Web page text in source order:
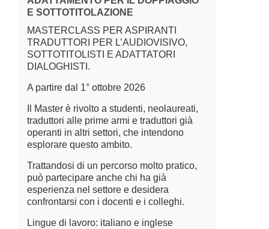
E SOTTOTITOLAZIONE
MASTERCLASS PER ASPIRANTI
TRADUTTORI PER L’AUDIOVISIVO,
SOTTOTITOLISTI E ADATTATORI
DIALOGHISTI.
A partire dal 1° ottobre 2026
Il Master è rivolto a studenti, neolaureati,
traduttori alle prime armi e traduttori già
operanti in altri settori, che intendono
esplorare questo ambito.
Trattandosi di un percorso molto pratico,
può partecipare anche chi ha già
esperienza nel settore e desidera
confrontarsi con i docenti e i colleghi.
Lingue di lavoro: italiano e inglese